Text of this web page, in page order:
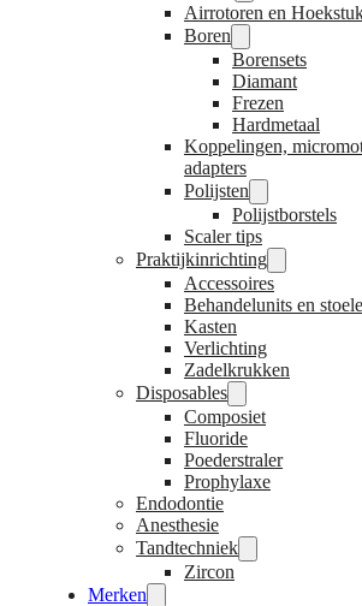
Airrotoren en
Boren
Borensets
Diamant
Frezen
Hardmetaal
Koppelingen,
adapters
Polijsten
Polijstborstels
Scaler tips
Praktijkinrichting
Accessoires
Behandelunits en
Kasten
Verlichting
Zadelkrukken
Disposables
Composiet
Fluoride
Poederstraler
Prophylaxe
Endodontie
Anesthesie
Tandtechniek
Zircon
Merken